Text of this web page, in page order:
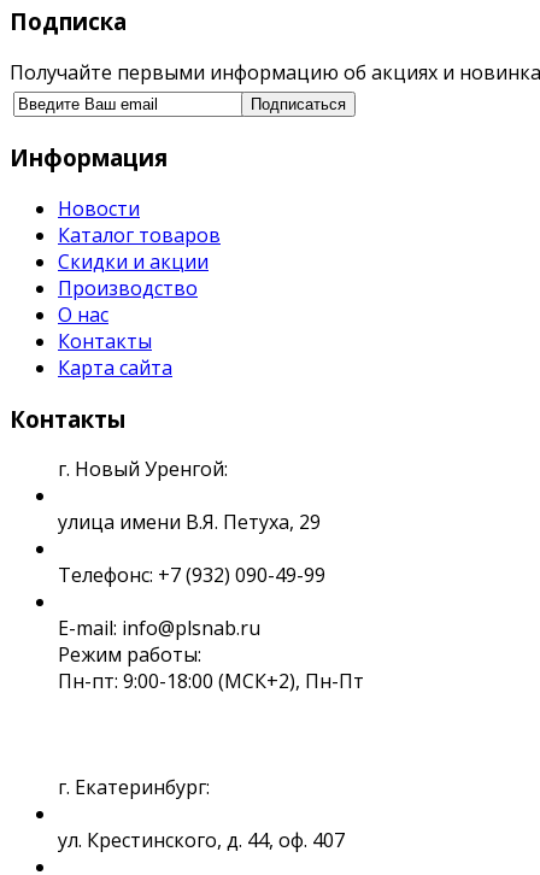
Подписка
Получайте первыми информацию об акциях и
Информация
Новости
Каталог товаров
Скидки и акции
Производство
О нас
Контакты
Карта сайта
Контакты
г. Новый Уренгой:
улица имени В.Я. Петуха, 29
Телефонс: +7 (932) 090-49-99
E-mail: info@plsnab.ru
Режим работы:
Пн-пт: 9:00-18:00 (МСК+2), Пн-Пт
г. Екатеринбург:
ул. Крестинского, д. 44, оф. 407